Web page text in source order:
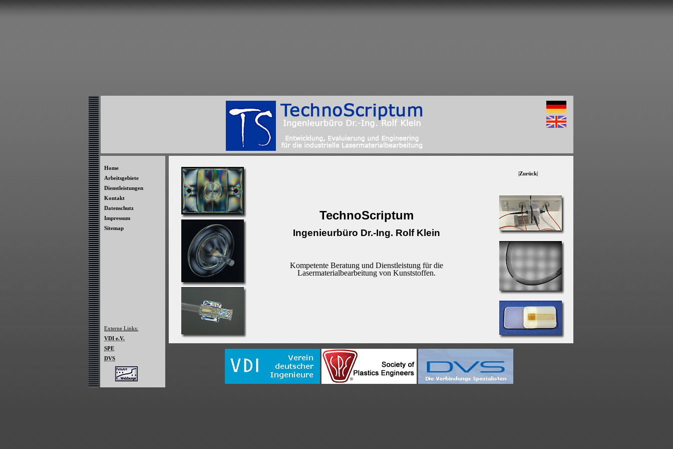
Home
Arbeitsgebiete
Dienstleistungen
Kontakt
Datenschutz
Impressum
Sitemap
Externe Links:
VDI e.V.
SPE
DVS
|Zurück|
TechnoScriptum
Ingenieurbüro Dr.-Ing. Rolf Klein
Kompetente Beratung und Dienstleistung für die
Lasermaterialbearbeitung von Kunststoffen.